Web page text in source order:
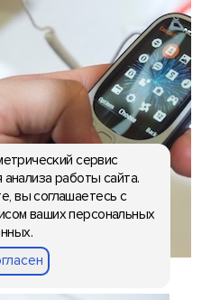
сервис
работы сайта.
вы соглашаетесь с
ваших персональных